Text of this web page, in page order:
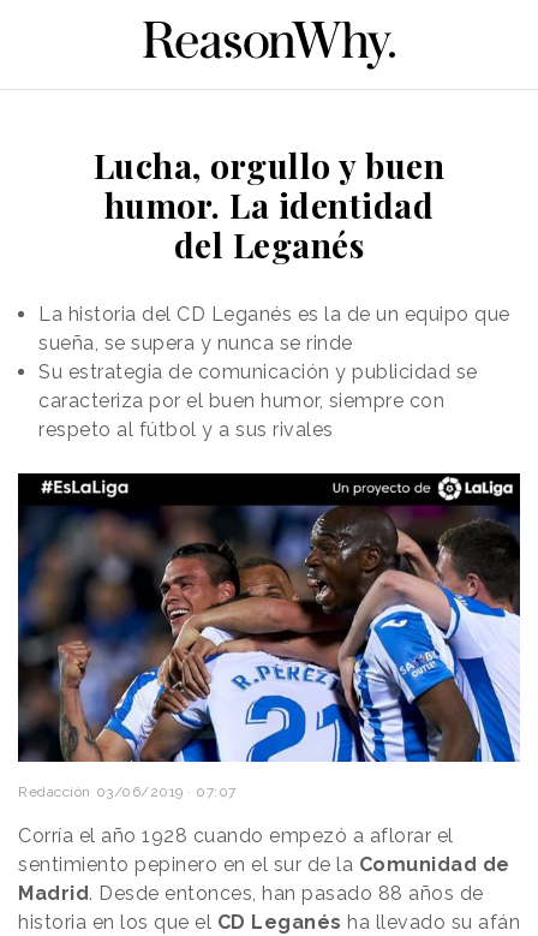
Lucha, orgullo y buen
humor. La identidad
del Leganés
La historia del CD Leganés es la de un equipo que
sueña, se supera y nunca se rinde
Su estrategia de comunicación y publicidad se
caracteriza por el buen humor, siempre con
respeto al fútbol y a sus rivales
Redacción 03/06/2019 · 07:07
Corría el año 1928 cuando empezó a aflorar el
sentimiento pepinero en el sur de la Comunidad de
Madrid. Desde entonces, han pasado 88 años de
historia en los que el CD Leganés ha llevado su afán